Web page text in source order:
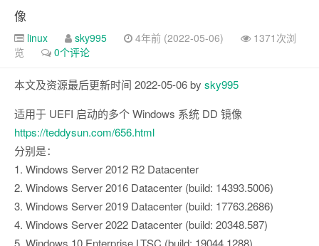
像
linux sky995 4年前 (2022-05-06)
1371次浏
览
0个评论
本文及资源最后更新时间 2022-05-06 by sky995
适用于 UEFI 启动的多个 Windows 系统 DD 镜像
https://teddysun.com/656.html
分别是：
1. Windows Server 2012 R2 Datacenter
2. Windows Server 2016 Datacenter (build: 14393.5006)
3. Windows Server 2019 Datacenter (build: 17763.2686)
4. Windows Server 2022 Datacenter (build: 20348.587)
5. Windows 10 Enterprise LTSC (build: 19044.1288)